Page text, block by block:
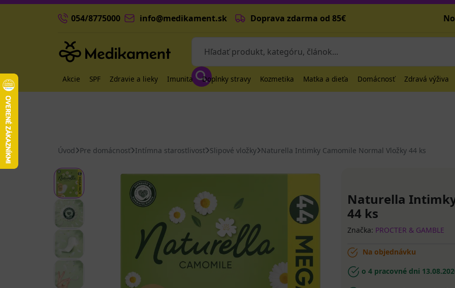
054/8775000 info@medikament.sk Doprava zdarma od 85€
Akcie SPF Zdravie a lieky Imunita Doplnky stravy Kozmetika Matka a dieťa Domácnosť Zdravá výživa
Úvod Pre domácnosť Intímna starostlivosť Slipové vložky Naturella Intimky Camomile Normal Vložky 44 ks
Naturella
44 ks
Značka: PROCTER & GAMBLE
Na objednávku
o 4 pracovné dni